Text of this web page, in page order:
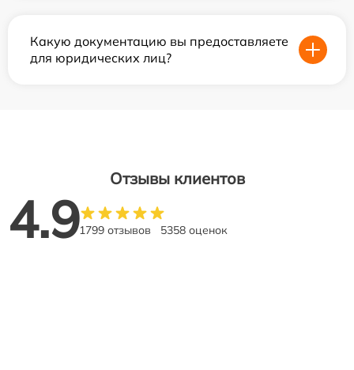
Какую документацию вы предоставляете
для юридических лиц?
Отзывы клиентов
4.91799 отзывов 5358 оценок